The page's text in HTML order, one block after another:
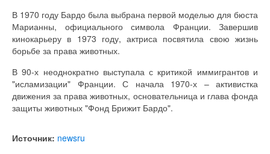
В 1970 году Бардо была выбрана первой моделью для бюста
Марианны, официального символа Франции. Завершив
кинокарьеру в 1973 году, актриса посвятила свою жизнь
борьбе за права животных.
В 90-х неоднократно выступала с критикой иммигрантов и
"исламизации" Франции. С начала 1970-х – активистка
движения за права животных, основательница и глава фонда
защиты животных "Фонд Брижит Бардо".
Источник: newsru